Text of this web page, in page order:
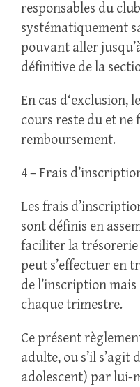
responsables du
systématiquement
pouvant aller
définitive de la
En cas d‘exclusion,
cours reste du et ne
remboursement.
4 – Frais
Les frais
sont définis en
faciliter la trésorerie
peut s’effectuer en
de l’inscription
chaque trimestre.
Ce présent
adulte, ou s’il s’agit
adolescent) par lui-